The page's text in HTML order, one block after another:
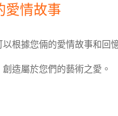
愛情故事
根據您倆的愛情故事和回
造屬於您們的藝術之愛。